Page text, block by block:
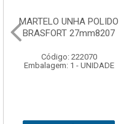
MARTELO UNHA POLIDO
BRASFORT 27mm8207
Código: 222070
Embalagem: 1 - UNIDADE